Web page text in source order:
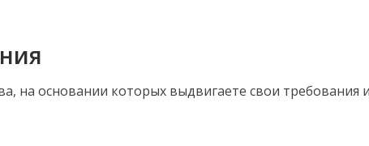
на основании которых выдвигаете свои